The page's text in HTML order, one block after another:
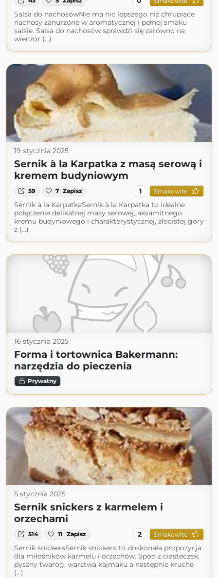
Salsa do nachosówNie ma nic lepszego niż chrupiące
nachosy zanurzone w aromatycznej i pełnej smaku
salsie. Salsa do nachosów sprawdzi się zarówno na
wieczór (...)
19 stycznia 2025
Sernik à la Karpatka z masą serową i
kremem budyniowym
59 7 Zapisz 1 Smakowite
Sernik à la KarpatkaSernik à la Karpatka to idealne
połączenie delikatnej masy serowej, aksamitnego
kremu budyniowego i charakterystycznej, złocistej góry
z (...)
16 stycznia 2025
Forma i tortownica Bakermann:
narzędzia do pieczenia
Prywatny
5 stycznia 2025
Sernik snickers z karmelem i
orzechami
514 11 Zapisz 2 Smakowite
Sernik snickersSernik snickers to doskonała propozycja
dla miłośników karmelu i orzechów. Spód z ciasteczek,
pyszny twaróg, warstwa kajmaku a następnie kruche
(...)